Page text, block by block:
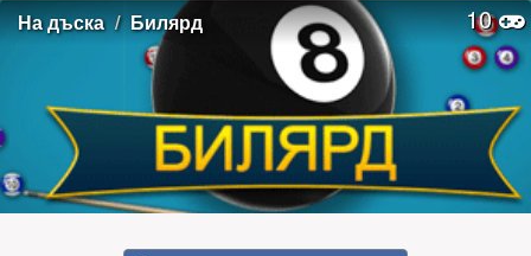
На дъска Билярд 10